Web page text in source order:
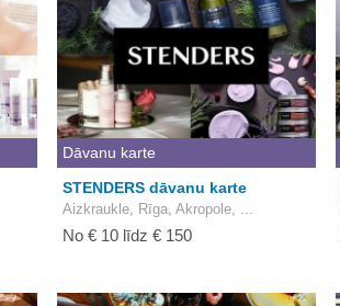
Dāvanu karte
STENDERS dāvanu karte
Aizkraukle, Rīga, Akropole, ...
No € 10 līdz € 150